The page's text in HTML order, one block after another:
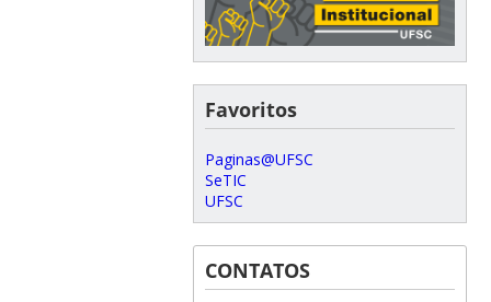
Favoritos
Paginas@UFSC
SeTIC
UFSC
CONTATOS